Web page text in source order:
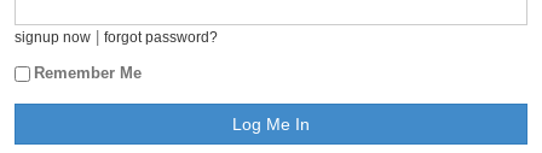
signup now forgot password?
Remember Me